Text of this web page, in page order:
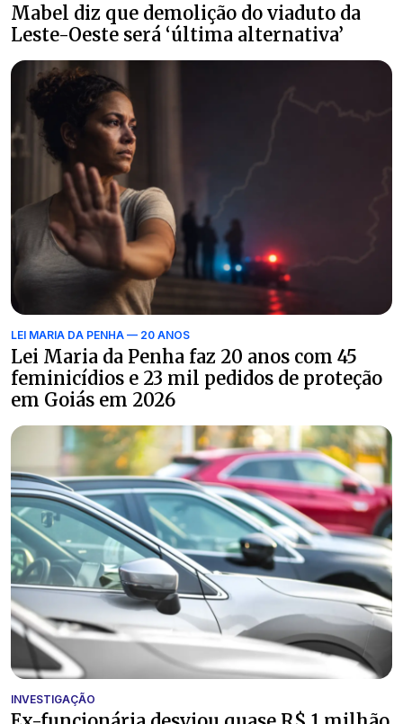
Mabel diz que demolição do viaduto da
Leste-Oeste será ‘última alternativa’
LEI MARIA DA PENHA — 20 ANOS
Lei Maria da Penha faz 20 anos com 45
feminicídios e 23 mil pedidos de proteção
em Goiás em 2026
INVESTIGAÇÃO